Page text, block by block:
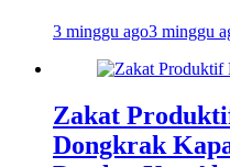
3 minggu ago3 minggu
Zakat
Dongkrak